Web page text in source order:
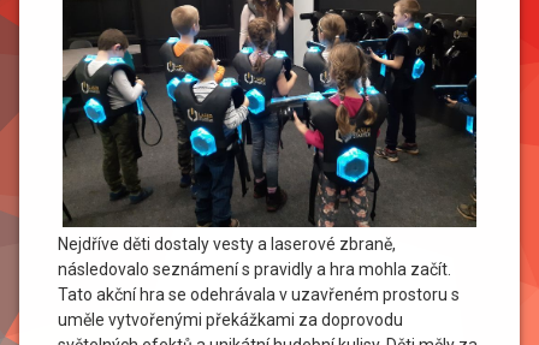
Nejdříve děti dostaly vesty a laserové zbraně,
následovalo seznámení s pravidly a hra mohla začít.
Tato akční hra se odehrávala v uzavřeném prostoru s
uměle vytvořenými překážkami za doprovodu